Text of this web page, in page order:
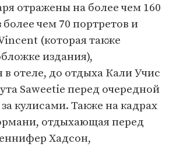
отражены на более чем 160
более чем 70 портретов и
(которая также
издания),
отеле, до отдыха Кали Учис
Saweetie перед очередной
кулисами. Также на кадрах
отдыхающая перед
Хадсон,